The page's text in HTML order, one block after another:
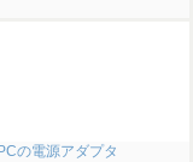
の電源アダプタ